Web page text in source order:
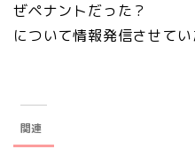
ぜペナントだった？
について情報発信させてい
関連